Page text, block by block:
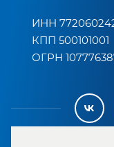
ИНН
КПП 500101001
ОГРН